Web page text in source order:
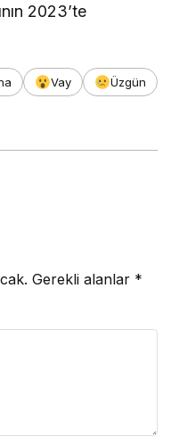
2023’te
Vay
Üzgün
Gerekli alanlar *